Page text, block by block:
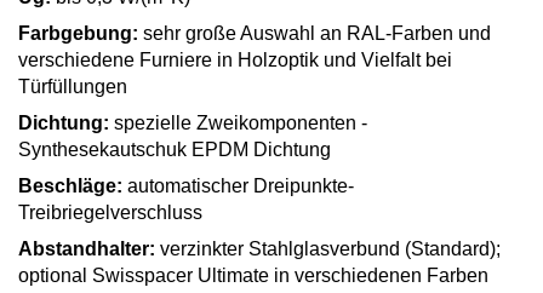
Schiebefenster
Skandinavische Fenster
Stahlfenster
Verglasung
Hebeschiebetür konfigurieren
Faltschiebetüre konfigurieren
Fensterläden
Textilscreens
Insektenschutz Plissee
WEITERE ZUBEHÖRTEILE
Fensterverglasung
Tür- und Fensterbeschläge
Fensterdichtungen
Innenfenster
Rahmenlose Eckverglasung
Sprossenfenster
Brandschutzfenster
Farbgebung: sehr große Auswahl an RAL-Farben und
verschiedene Furniere in Holzoptik und Vielfalt bei
Türfüllungen
Dichtung: spezielle Zweikomponenten -
Synthesekautschuk EPDM Dichtung
Beschläge: automatischer Dreipunkte-
Treibriegelverschluss
Abstandhalter: verzinkter Stahlglasverbund (Standard);
optional Swisspacer Ultimate in verschiedenen Farben